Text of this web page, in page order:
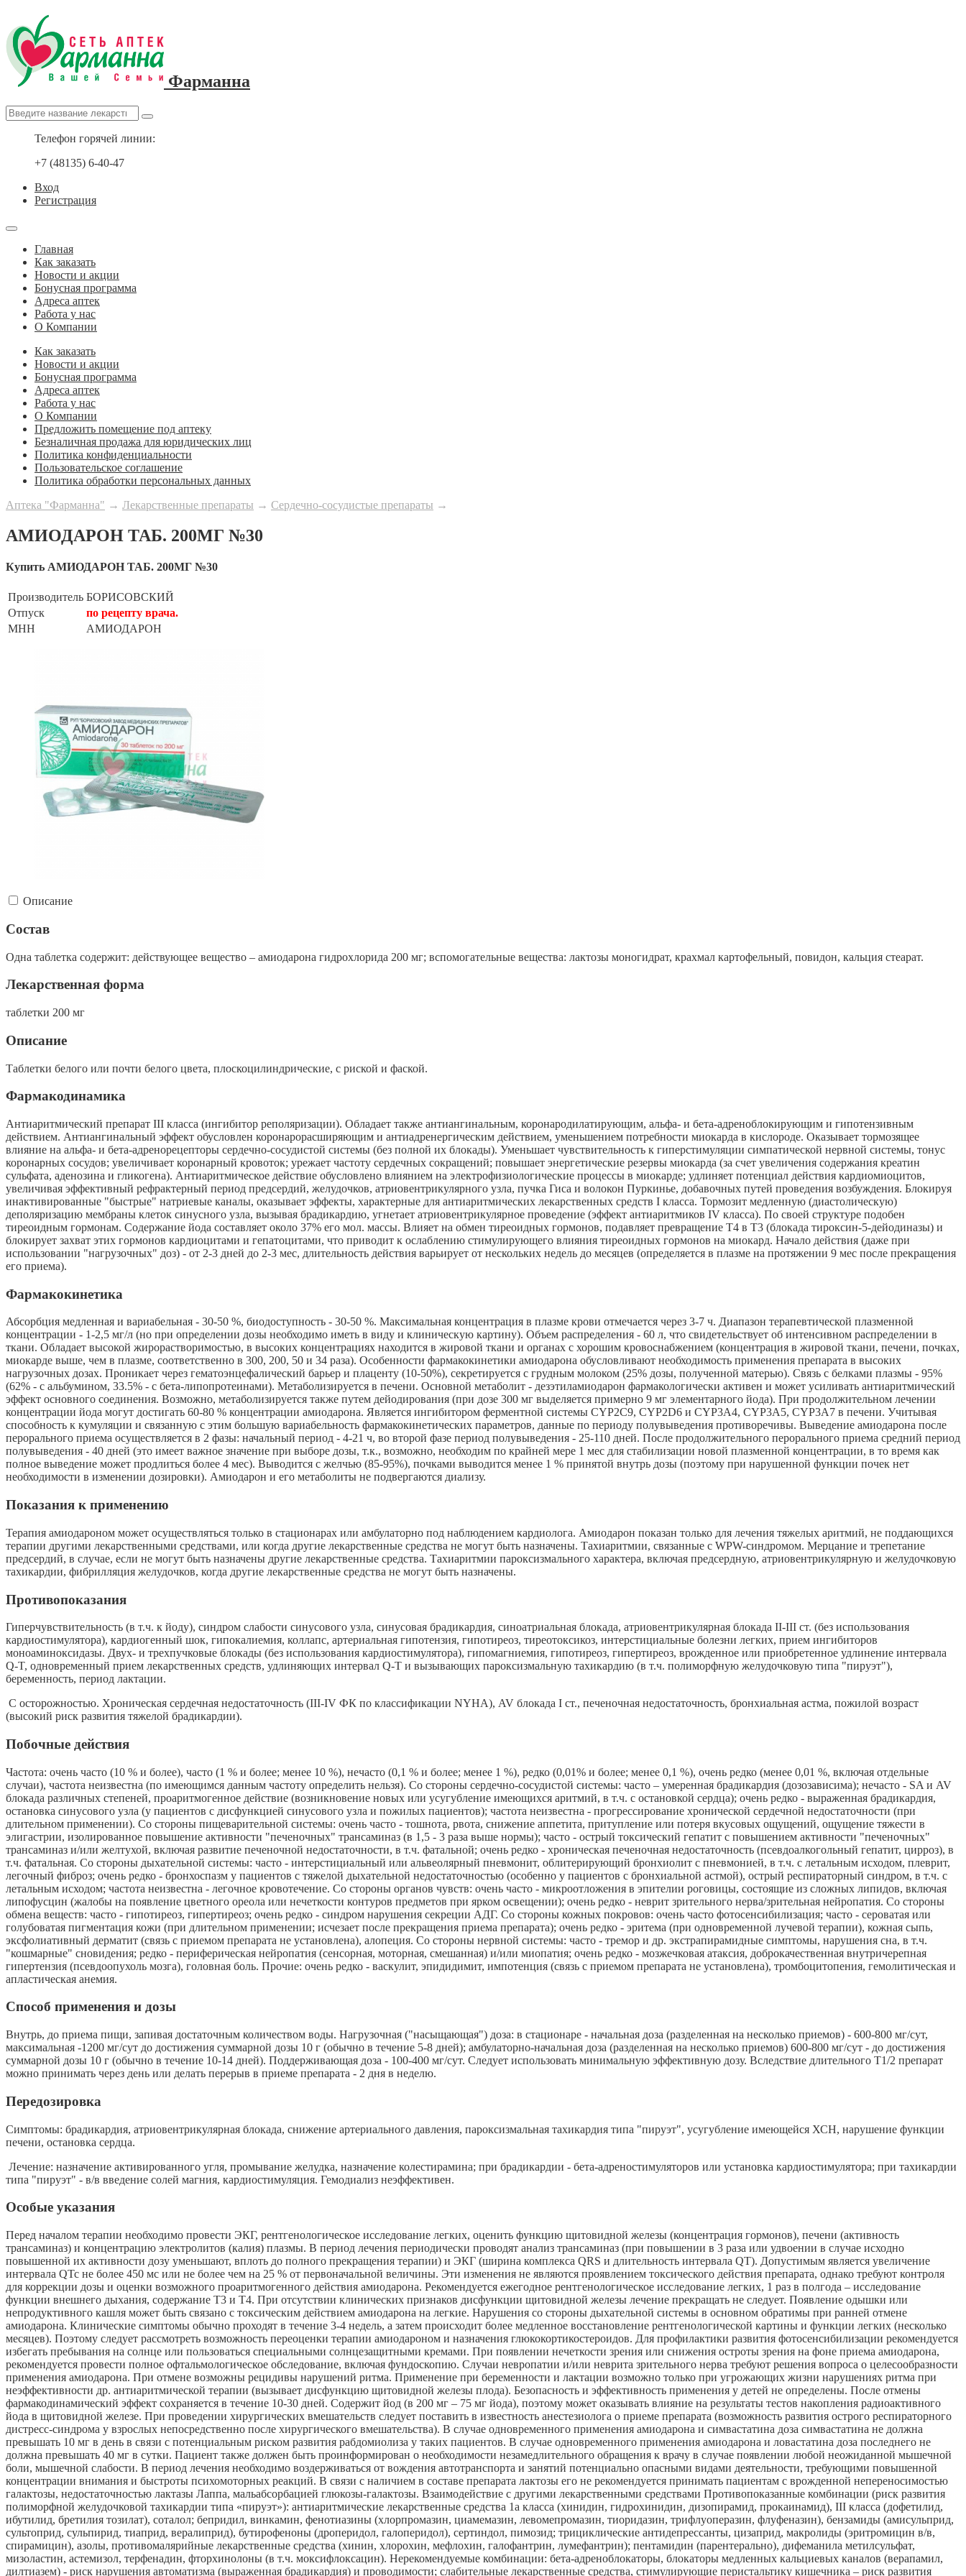
Фарманна
Телефон горячей линии:
+7 (48135) 6-40-47
Вход
Регистрация
Главная
Как заказать
Новости и акции
Бонусная программа
Адреса аптек
Работа у нас
О Компании
Как заказать
Новости и акции
Бонусная программа
Адреса аптек
Работа у нас
О Компании
Предложить помещение под аптеку
Безналичная продажа для юридических лиц
Политика конфиденциальности
Пользовательское соглашение
Политика обработки персональных данных
Аптека "Фарманна" → Лекарственные препараты → Сердечно-сосудистые препараты →
АМИОДАРОН ТАБ. 200МГ №30
Купить АМИОДАРОН ТАБ. 200МГ №30
Производитель БОРИСОВСКИЙ
Отпуск
по рецепту врача.
МНН
АМИОДАРОН
Описание
Состав
Одна таблетка содержит: действующее вещество – амиодарона гидрохлорида 200 мг; вспомогательные вещества: лактозы моногидрат, крахмал картофельный, повидон, кальция стеарат.
Лекарственная форма
таблетки 200 мг
Описание
Таблетки белого или почти белого цвета, плоскоцилиндрические, с риской и фаской.
Фармакодинамика
Антиаритмический препарат III класса (ингибитор реполяризации). Обладает также антиангинальным, коронародилатирующим, альфа- и бета-адреноблокирующим и гипотензивным
действием. Антиангинальный эффект обусловлен коронарорасширяющим и антиадренергическим действием, уменьшением потребности миокарда в кислороде. Оказывает тормозящее
влияние на альфа- и бета-адренорецепторы сердечно-сосудистой системы (без полной их блокады). Уменьшает чувствительность к гиперстимуляции симпатической нервной системы, тонус
коронарных сосудов; увеличивает коронарный кровоток; урежает частоту сердечных сокращений; повышает энергетические резервы миокарда (за счет увеличения содержания креатин
сульфата, аденозина и гликогена). Антиаритмическое действие обусловлено влиянием на электрофизиологические процессы в миокарде; удлиняет потенциал действия кардиомиоцитов,
увеличивая эффективный рефрактерный период предсердий, желудочков, атриовентрикулярного узла, пучка Гиса и волокон Пуркинье, добавочных путей проведения возбуждения. Блокируя
инактивированные "быстрые" натриевые каналы, оказывает эффекты, характерные для антиаритмических лекарственных средств I класса. Тормозит медленную (диастолическую)
деполяризацию мембраны клеток синусного узла, вызывая брадикардию, угнетает атриовентрикулярное проведение (эффект антиаритмиков IV класса). По своей структуре подобен
тиреоидным гормонам. Содержание йода составляет около 37% его мол. массы. Влияет на обмен тиреоидных гормонов, подавляет превращение Т4 в Т3 (блокада тироксин-5-дейодиназы) и
блокирует захват этих гормонов кардиоцитами и гепатоцитами, что приводит к ослаблению стимулирующего влияния тиреоидных гормонов на миокард. Начало действия (даже при
использовании "нагрузочных" доз) - от 2-3 дней до 2-3 мес, длительность действия варьирует от нескольких недель до месяцев (определяется в плазме на протяжении 9 мес после прекращения
его приема).
Фармакокинетика
Абсорбция медленная и вариабельная - 30-50 %, биодоступность - 30-50 %. Максимальная концентрация в плазме крови отмечается через 3-7 ч. Диапазон терапевтической плазменной
концентрации - 1-2,5 мг/л (но при определении дозы необходимо иметь в виду и клиническую картину). Объем распределения - 60 л, что свидетельствует об интенсивном распределении в
ткани. Обладает высокой жирорастворимостью, в высоких концентрациях находится в жировой ткани и органах с хорошим кровоснабжением (концентрация в жировой ткани, печени, почках,
миокарде выше, чем в плазме, соответственно в 300, 200, 50 и 34 раза). Особенности фармакокинетики амиодарона обусловливают необходимость применения препарата в высоких
нагрузочных дозах. Проникает через гематоэнцефалический барьер и плаценту (10-50%), секретируется с грудным молоком (25% дозы, полученной матерью). Связь с белками плазмы - 95%
(62% - с альбумином, 33.5% - с бета-липопротеинами). Метаболизируется в печени. Основной метаболит - дезэтиламиодарон фармакологически активен и может усиливать антиаритмический
эффект основного соединения. Возможно, метаболизируется также путем дейодирования (при дозе 300 мг выделяется примерно 9 мг элементарного йода). При продолжительном лечении
концентрации йода могут достигать 60-80 % концентрации амиодарона. Является ингибитором ферментной системы CYP2C9, CYP2D6 и CYP3A4, CYP3A5, CYP3A7 в печени. Учитывая
способность к кумуляции и связанную с этим большую вариабельность фармакокинетических параметров, данные по периоду полувыведения противоречивы. Выведение амиодарона после
перорального приема осуществляется в 2 фазы: начальный период - 4-21 ч, во второй фазе период полувыведения - 25-110 дней. После продолжительного перорального приема средний период
полувыведения - 40 дней (это имеет важное значение при выборе дозы, т.к., возможно, необходим по крайней мере 1 мес для стабилизации новой плазменной концентрации, в то время как
полное выведение может продлиться более 4 мес). Выводится с желчью (85-95%), почками выводится менее 1 % принятой внутрь дозы (поэтому при нарушенной функции почек нет
необходимости в изменении дозировки). Амиодарон и его метаболиты не подвергаются диализу.
Показания к применению
Терапия амиодароном может осуществляться только в стационарах или амбулаторно под наблюдением кардиолога. Амиодарон показан только для лечения тяжелых аритмий, не поддающихся
терапии другими лекарственными средствами, или когда другие лекарственные средства не могут быть назначены. Тахиаритмии, связанные с WPW-синдромом. Мерцание и трепетание
предсердий, в случае, если не могут быть назначены другие лекарственные средства. Тахиаритмии пароксизмального характера, включая предсердную, атриовентрикулярную и желудочковую
тахикардии, фибрилляция желудочков, когда другие лекарственные средства не могут быть назначены.
Противопоказания
Гиперчувствительность (в т.ч. к йоду), синдром слабости синусового узла, синусовая брадикардия, синоатриальная блокада, атриовентрикулярная блокада II-III ст. (без использования
кардиостимулятора), кардиогенный шок, гипокалиемия, коллапс, артериальная гипотензия, гипотиреоз, тиреотоксикоз, интерстициальные болезни легких, прием ингибиторов
моноаминоксидазы. Двух- и трехпучковые блокады (без использования кардиостимулятора), гипомагниемия, гипотиреоз, гипертиреоз, врожденное или приобретенное удлинение интервала
Q-T, одновременный прием лекарственных средств, удлиняющих интервал Q-T и вызывающих пароксизмальную тахикардию (в т.ч. полиморфную желудочковую типа "пируэт"),
беременность, период лактации.
С осторожностью. Хроническая сердечная недостаточность (III-IV ФК по классификации NYHA), AV блокада I ст., печеночная недостаточность, бронхиальная астма, пожилой возраст
(высокий риск развития тяжелой брадикардии).
Побочные действия
Частота: очень часто (10 % и более), часто (1 % и более; менее 10 %), нечасто (0,1 % и более; менее 1 %), редко (0,01% и более; менее 0,1 %), очень редко (менее 0,01 %, включая отдельные
случаи), частота неизвестна (по имеющимся данным частоту определить нельзя). Со стороны сердечно-сосудистой системы: часто – умеренная брадикардия (дозозависима); нечасто - SA и AV
блокада различных степеней, проаритмогенное действие (возникновение новых или усугубление имеющихся аритмий, в т.ч. с остановкой сердца); очень редко - выраженная брадикардия,
остановка синусового узла (у пациентов с дисфункцией синусового узла и пожилых пациентов); частота неизвестна - прогрессирование хронической сердечной недостаточности (при
длительном применении). Со стороны пищеварительной системы: очень часто - тошнота, рвота, снижение аппетита, притупление или потеря вкусовых ощущений, ощущение тяжести в
элигастрии, изолированное повышение активности "печеночных" трансаминаз (в 1,5 - 3 раза выше нормы); часто - острый токсический гепатит с повышением активности "печеночных"
трансаминаз и/или желтухой, включая развитие печеночной недостаточности, в т.ч. фатальной; очень редко - хроническая печеночная недостаточность (псевдоалкогольный гепатит, цирроз), в
т.ч. фатальная. Со стороны дыхательной системы: часто - интерстициальный или альвеолярный пневмонит, облитерирующий бронхиолит с пневмонией, в т.ч. с летальным исходом, плеврит,
легочный фиброз; очень редко - бронхоспазм у пациентов с тяжелой дыхательной недостаточностью (особенно у пациентов с бронхиальной астмой), острый респираторный синдром, в т.ч. с
летальным исходом; частота неизвестна - легочное кровотечение. Со стороны органов чувств: очень часто - микроотложения в эпителии роговицы, состоящие из сложных липидов, включая
липофусцин (жалобы на появление цветного ореола или нечеткости контуров предметов при ярком освещении); очень редко - неврит зрительного нерва/зрительная нейропатия. Со стороны
обмена веществ: часто - гипотиреоз, гипертиреоз; очень редко - синдром нарушения секреции АДГ. Со стороны кожных покровов: очень часто фотосенсибилизация; часто - сероватая или
голубоватая пигментация кожи (при длительном применении; исчезает после прекращения приема препарата); очень редко - эритема (при одновременной лучевой терапии), кожная сыпь,
эксфолиативный дерматит (связь с приемом препарата не установлена), алопеция. Со стороны нервной системы: часто - тремор и др. экстрапирамидные симптомы, нарушения сна, в т.ч.
"кошмарные" сновидения; редко - периферическая нейропатия (сенсорная, моторная, смешанная) и/или миопатия; очень редко - мозжечковая атаксия, доброкачественная внутричерепная
гипертензия (псевдоопухоль мозга), головная боль. Прочие: очень редко - васкулит, эпидидимит, импотенция (связь с приемом препарата не установлена), тромбоцитопения, гемолитическая и
апластическая анемия.
Способ применения и дозы
Внутрь, до приема пищи, запивая достаточным количеством воды. Нагрузочная ("насыщающая") доза: в стационаре - начальная доза (разделенная на несколько приемов) - 600-800 мг/сут,
максимальная -1200 мг/сут до достижения суммарной дозы 10 г (обычно в течение 5-8 дней); амбулаторно-начальная доза (разделенная на несколько приемов) 600-800 мг/сут - до достижения
суммарной дозы 10 г (обычно в течение 10-14 дней). Поддерживающая доза - 100-400 мг/сут. Следует использовать минимальную эффективную дозу. Вследствие длительного Т1/2 препарат
можно принимать через день или делать перерыв в приеме препарата - 2 дня в неделю.
Передозировка
Симптомы: брадикардия, атриовентрикулярная блокада, снижение артериального давления, пароксизмальная тахикардия типа "пируэт", усугубление имеющейся ХСН, нарушение функции
печени, остановка сердца.
Лечение: назначение активированного угля, промывание желудка, назначение колестирамина; при брадикардии - бета-адреностимуляторов или установка кардиостимулятора; при тахикардии
типа "пируэт" - в/в введение солей магния, кардиостимуляция. Гемодиализ неэффективен.
Особые указания
Перед началом терапии необходимо провести ЭКГ, рентгенологическое исследование легких, оценить функцию щитовидной железы (концентрация гормонов), печени (активность
трансаминаз) и концентрацию электролитов (калия) плазмы. В период лечения периодически проводят анализ трансаминаз (при повышении в 3 раза или удвоении в случае исходно
повышенной их активности дозу уменьшают, вплоть до полного прекращения терапии) и ЭКГ (ширина комплекса QRS и длительность интервала QT). Допустимым является увеличение
интервала QTc не более 450 мс или не более чем на 25 % от первоначальной величины. Эти изменения не являются проявлением токсического действия препарата, однако требуют контроля
для коррекции дозы и оценки возможного проаритмогенного действия амиодарона. Рекомендуется ежегодное рентгенологическое исследование легких, 1 раз в полгода – исследование
функции внешнего дыхания, содержание Т3 и Т4. При отсутствии клинических признаков дисфункции щитовидной железы лечение прекращать не следует. Появление одышки или
непродуктивного кашля может быть связано с токсическим действием амиодарона на легкие. Нарушения со стороны дыхательной системы в основном обратимы при ранней отмене
амиодарона. Клинические симптомы обычно проходят в течение 3-4 недель, а затем происходит более медленное восстановление рентгенологической картины и функции легких (несколько
месяцев). Поэтому следует рассмотреть возможность переоценки терапии амиодароном и назначения глюкокортикостероидов. Для профилактики развития фотосенсибилизации рекомендуется
избегать пребывания на солнце или пользоваться специальными солнцезащитными кремами. При появлении нечеткости зрения или снижения остроты зрения на фоне приема амиодарона,
рекомендуется провести полное офтальмологическое обследование, включая фундоскопию. Случаи невропатии и/или неврита зрительного нерва требуют решения вопроса о целесообразности
применения амиодарона. При отмене возможны рецидивы нарушений ритма. Применение при беременности и лактации возможно только при угрожающих жизни нарушениях ритма при
неэффективности др. антиаритмической терапии (вызывает дисфункцию щитовидной железы плода). Безопасность и эффективность применения у детей не определены. После отмены
фармакодинамический эффект сохраняется в течение 10-30 дней. Содержит йод (в 200 мг – 75 мг йода), поэтому может оказывать влияние на результаты тестов накопления радиоактивного
йода в щитовидной железе. При проведении хирургических вмешательств следует поставить в известность анестезиолога о приеме препарата (возможность развития острого респираторного
дистресс-синдрома у взрослых непосредственно после хирургического вмешательства). В случае одновременного применения амиодарона и симвастатина доза симвастатина не должна
превышать 10 мг в день в связи с потенциальным риском развития рабдомиолиза у таких пациентов. В случае одновременного применения амиодарона и ловастатина доза последнего не
должна превышать 40 мг в сутки. Пациент также должен быть проинформирован о необходимости незамедлительного обращения к врачу в случае появлении любой неожиданной мышечной
боли, мышечной слабости. В период лечения необходимо воздерживаться от вождения автотранспорта и занятий потенциально опасными видами деятельности, требующими повышенной
концентрации внимания и быстроты психомоторных реакций. В связи с наличием в составе препарата лактозы его не рекомендуется принимать пациентам с врожденной непереносимостью
галактозы, недостаточностью лактазы Лаппа, мальабсорбацией глюкозы-галактозы. Взаимодействие с другими лекарственными средствами Противопоказанные комбинации (риск развития
полиморфной желудочковой тахикардии типа «пируэт»): антиаритмические лекарственные средства 1а класса (хинидин, гидрохинидин, дизопирамид, прокаинамид), III класса (дофетилид,
ибутилид, бретилия тозилат), соталол; бепридил, винкамин, фенотиазины (хлорпромазин, циамемазин, левомепромазин, тиоридазин, трифлуоперазин, флуфеназин), бензамиды (амисульприд,
сультоприд, сульпирид, тиаприд, вералиприд), бутирофеноны (дроперидол, галоперидол), сертиндол, пимозид; трициклические антидепрессанты, цизаприд, макролиды (эритромицин в/в,
спирамицин), азолы, противомалярийные лекарственные средства (хинин, хлорохин, мефлохин, галофантрин, лумефантрин); пентамидин (парентерально), дифеманила метилсульфат,
мизоластин, астемизол, терфенадин, фторхинолоны (в т.ч. моксифлоксацин). Нерекомендуемые комбинации: бета-адреноблокаторы, блокаторы медленных кальциевых каналов (верапамил,
дилтиазем) - риск нарушения автоматизма (выраженная брадикардия) и проводимости; слабительные лекарственные средства, стимулирующие перистальтику кишечника – риск развития